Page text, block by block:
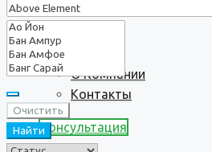
О нас
О Компании
Контакты
Консультация
Очистить
Найти